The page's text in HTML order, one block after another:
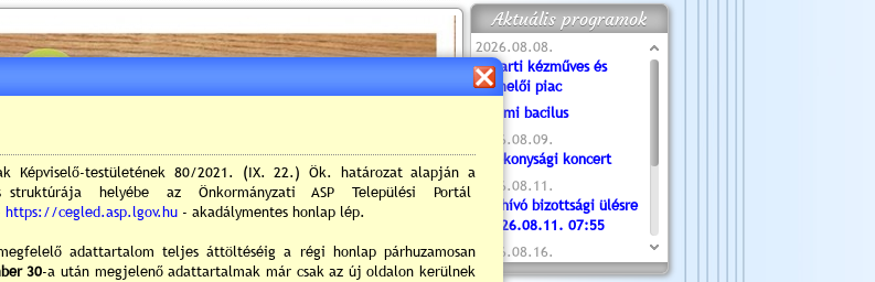
Aktuális programok
2026.08.08.
Tóparti kézműves és
termelői piac
Valami bacilus
2026.08.09.
Jótékonysági koncert
2026.08.11.
Meghívó bizottsági ülésre
- 2026.08.11. 07:55
2026.08.16.
Újvárosi Közlekedési és